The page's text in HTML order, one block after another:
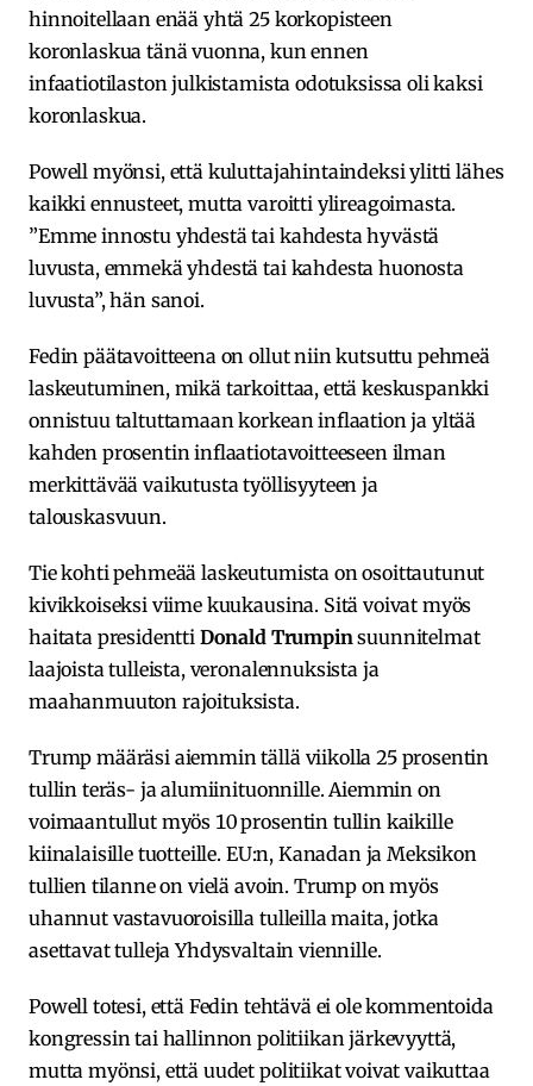
hinnoitellaan enää yhtä 25 korkopisteen
koronlaskua tänä vuonna, kun ennen
infaatiotilaston julkistamista odotuksissa oli kaksi
koronlaskua.
Powell myönsi, että kuluttajahintaindeksi ylitti lähes
kaikki ennusteet, mutta varoitti ylireagoimasta.
”Emme innostu yhdestä tai kahdesta hyvästä
luvusta, emmekä yhdestä tai kahdesta huonosta
luvusta”, hän sanoi.
Fedin päätavoitteena on ollut niin kutsuttu pehmeä
laskeutuminen, mikä tarkoittaa, että keskuspankki
onnistuu taltuttamaan korkean inflaation ja yltää
kahden prosentin inflaatiotavoitteeseen ilman
merkittävää vaikutusta työllisyyteen ja
talouskasvuun.
Tie kohti pehmeää laskeutumista on osoittautunut
kivikkoiseksi viime kuukausina. Sitä voivat myös
haitata presidentti Donald Trumpin suunnitelmat
laajoista tulleista, veronalennuksista ja
maahanmuuton rajoituksista.
Trump määräsi aiemmin tällä viikolla 25 prosentin
tullin teräs- ja alumiinituonnille. Aiemmin on
voimaantullut myös 10 prosentin tullin kaikille
kiinalaisille tuotteille. EU:n, Kanadan ja Meksikon
tullien tilanne on vielä avoin. Trump on myös
uhannut vastavuoroisilla tulleilla maita, jotka
asettavat tulleja Yhdysvaltain viennille.
Powell totesi, että Fedin tehtävä ei ole kommentoida
kongressin tai hallinnon politiikan järkevyyttä,
mutta myönsi, että uudet politiikat voivat vaikuttaa